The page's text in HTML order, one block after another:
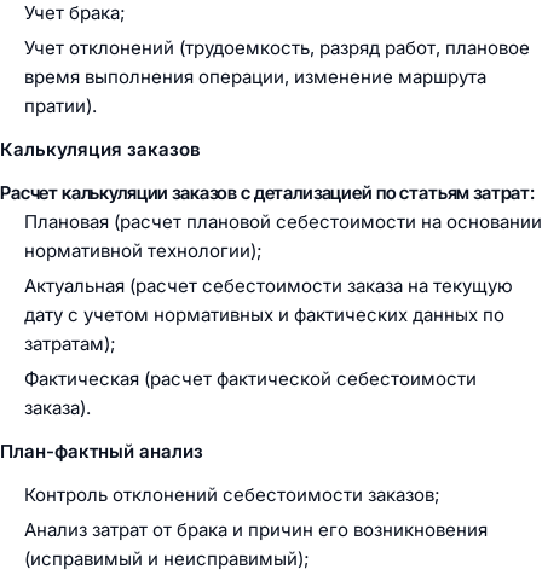
Учет брака;
Учет отклонений (трудоемкость, разряд работ, плановое
время выполнения операции, изменение маршрута
пратии).
Калькуляция заказов
Расчет калькуляции заказов с детализацией по статьям затрат:
Плановая (расчет плановой себестоимости на основании
нормативной технологии);
Актуальная (расчет себестоимости заказа на текущую
дату с учетом нормативных и фактических данных по
затратам);
Фактическая (расчет фактической себестоимости
заказа).
План-фактный анализ
Контроль отклонений себестоимости заказов;
Анализ затрат от брака и причин его возникновения
(исправимый и неисправимый);